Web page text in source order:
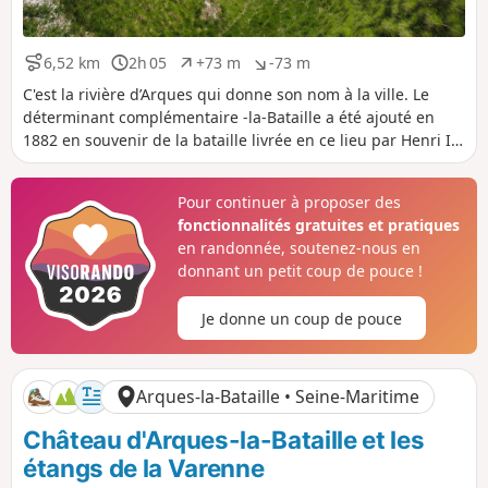
6,52 km
D
i
s
t
a
n
2h 05
D
u
r
é
e
+73 m
D
é
n
i
v
e
é
p
o
s
t
-73 m
D
é
n
i
v
e
é
n
é
g
i
f
C'est la rivière d’Arques qui donne son nom à la ville. Le
déterminant complémentaire -la-Bataille a été ajouté en
1882 en souvenir de la bataille livrée en ce lieu par Henri IV
en 1589.
Pour continuer à proposer des
fonctionnalités gratuites et pratiques
en randonnée, soutenez-nous en
donnant un petit coup de pouce !
Je donne un coup de pouce
Arques-la-Bataille • Seine-Maritime
Château d'Arques-la-Bataille et les
étangs de la Varenne